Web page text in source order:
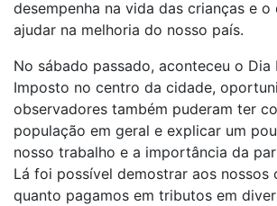
desempenha na vida das crianças e
ajudar na melhoria do nosso país.
No sábado passado, aconteceu o Dia
Imposto no centro da cidade,
observadores também puderam ter
população em geral e explicar um
nosso trabalho e a importância da
Lá foi possível demostrar aos nossos
quanto pagamos em tributos em